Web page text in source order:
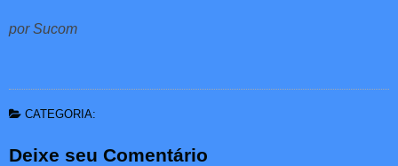
por Sucom
CATEGORIA:
Deixe seu Comentário